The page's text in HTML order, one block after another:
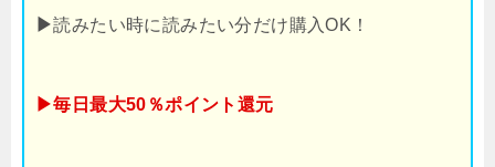
▶読みたい時に読みたい分だけ購入OK！
▶毎日最大50％ポイント還元